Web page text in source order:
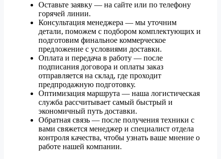
Оставьте заявку — на сайте или по телефону
горячей линии.
Консультация менеджера — мы уточним
детали, поможем с подбором комплектующих и
подготовим финальное коммерческое
предложение с условиями доставки.
Оплата и передача в работу — после
подписания договора и оплаты заказ
отправляется на склад, где проходит
предпродажную подготовку.
Оптимизация маршрута — наша логистическая
служба рассчитывает самый быстрый и
экономичный путь доставки.
Обратная связь — после получения техники с
вами свяжется менеджер и специалист отдела
контроля качества, чтобы узнать ваше мнение о
работе нашей компании.